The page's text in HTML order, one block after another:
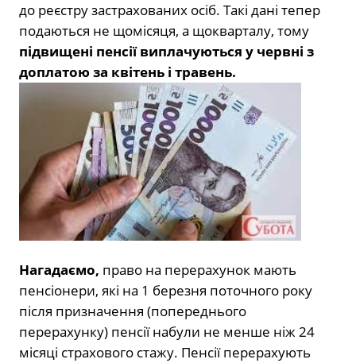
до реєстру застрахованих осіб. Такі дані тепер
подаються не щомісяця, а щокварталу, тому
підвищені пенсії виплачуються у червні з
доплатою за квітень і травень.
Нагадаємо, право на перерахунок мають
пенсіонери, які на 1 березня поточного року
після призначення (попереднього
перерахунку) пенсії набули не менше ніж 24
місяці страхового стажу. Пенсії перерахують